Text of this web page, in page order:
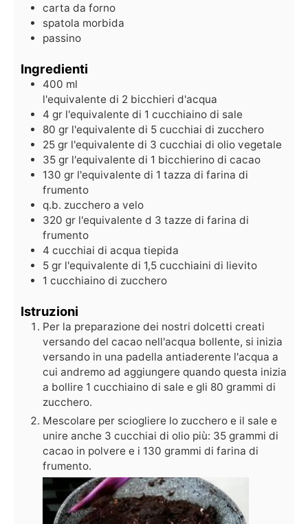
carta da forno
spatola morbida
passino
Ingredienti
400 ml
l'equivalente di 2 bicchieri d'acqua
4 gr l'equivalente di 1 cucchiaino di sale
80 gr l'equivalente di 5 cucchiai di zucchero
25 gr l'equivalente di 3 cucchiai di olio vegetale
35 gr l'equivalente di 1 bicchierino di cacao
130 gr l'equivalente di 1 tazza di farina di
frumento
q.b. zucchero a velo
320 gr l'equivalente d 3 tazze di farina di
frumento
4 cucchiai di acqua tiepida
5 gr l'equivalente di 1,5 cucchiaini di lievito
1 cucchiaino di zucchero
Istruzioni
Per la preparazione dei nostri dolcetti creati
versando del cacao nell'acqua bollente, si inizia
versando in una padella antiaderente l'acqua a
cui andremo ad aggiungere quando questa inizia
a bollire 1 cucchiaino di sale e gli 80 grammi di
zucchero.
Mescolare per sciogliere lo zucchero e il sale e
unire anche 3 cucchiai di olio più: 35 grammi di
cacao in polvere e i 130 grammi di farina di
frumento.